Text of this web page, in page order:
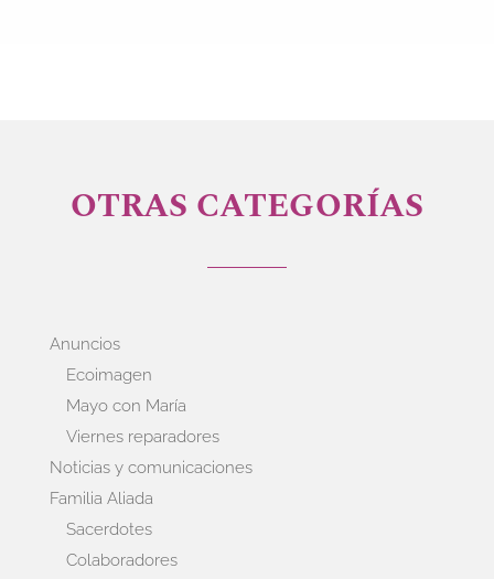
OTRAS CATEGORÍAS
Anuncios
Ecoimagen
Mayo con María
Viernes reparadores
Noticias y comunicaciones
Familia Aliada
Sacerdotes
Colaboradores